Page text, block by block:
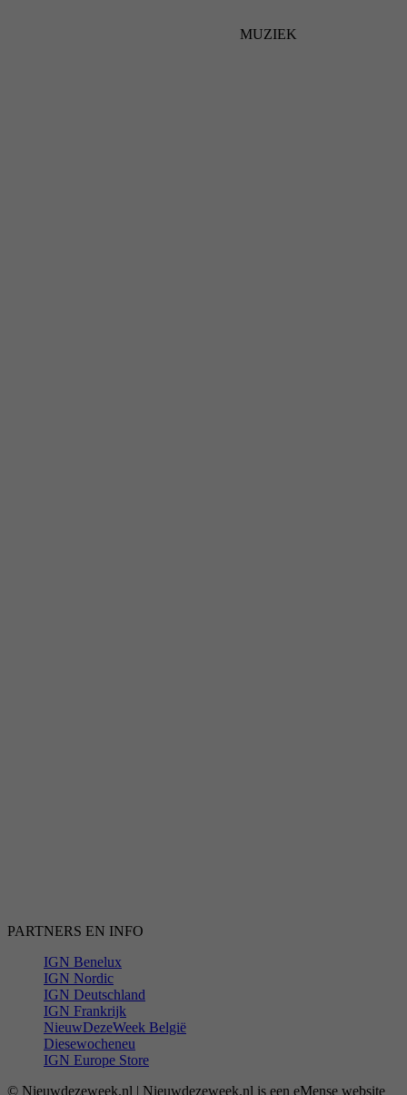
MUZIEK
PARTNERS EN INFO
IGN Benelux
IGN Nordic
IGN Deutschland
IGN Frankrijk
NieuwDezeWeek België
Diesewocheneu
IGN Europe Store
© Nieuwdezeweek.nl | Nieuwdezeweek.nl is een eMense website